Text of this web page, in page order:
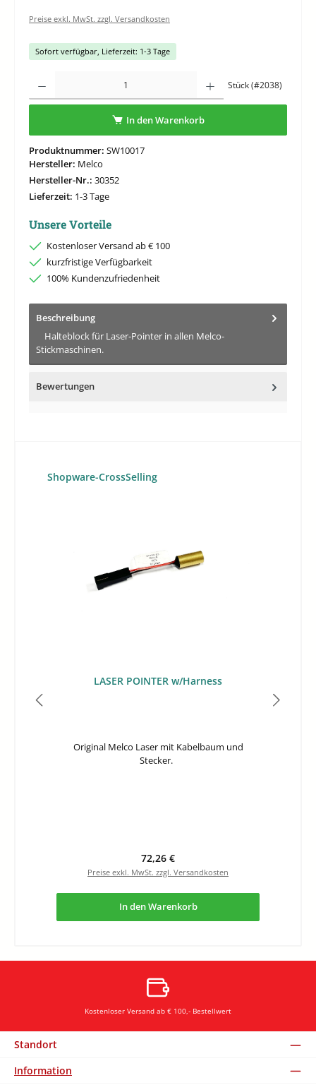
Preise exkl. MwSt. zzgl. Versandkosten
Sofort verfügbar, Lieferzeit: 1-3 Tage
Stück (#2038)
In den Warenkorb
Produktnummer: SW10017
Hersteller: Melco
Hersteller-Nr.: 30352
Lieferzeit: 1-3 Tage
Unsere Vorteile
Kostenloser Versand ab € 100
kurzfristige Verfügbarkeit
100% Kundenzufriedenheit
Beschreibung
Halteblock für Laser-Pointer in allen Melco-
Stickmaschinen.
Bewertungen
Produktgalerie überspringen
Shopware-CrossSelling
LASER POINTER w/Harness
Original Melco Laser mit Kabelbaum und
Stecker.
Regulärer Preis:
72,26 €
Preise exkl. MwSt. zzgl. Versandkosten
In den Warenkorb
Kostenloser Versand ab € 100,- Bestellwert
Standort
Information